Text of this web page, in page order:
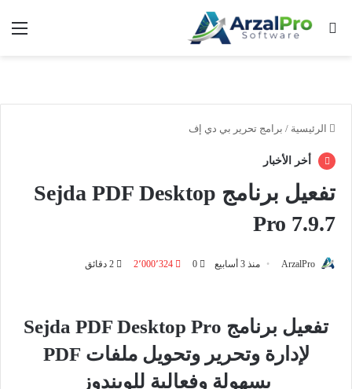
بحث عن
الرئيسية / برامج تحرير بي دي إف
أخر الأخبار
تفعيل برنامج Sejda PDF Desktop
Pro 7.9.7
ArzalPro منذ 3 أسابيع 0 2٬000٬324
تفعيل برنامج Sejda PDF Desktop Pro
لإدارة وتحرير وتحويل ملفات PDF
بسهولة وفعالية للويندوز